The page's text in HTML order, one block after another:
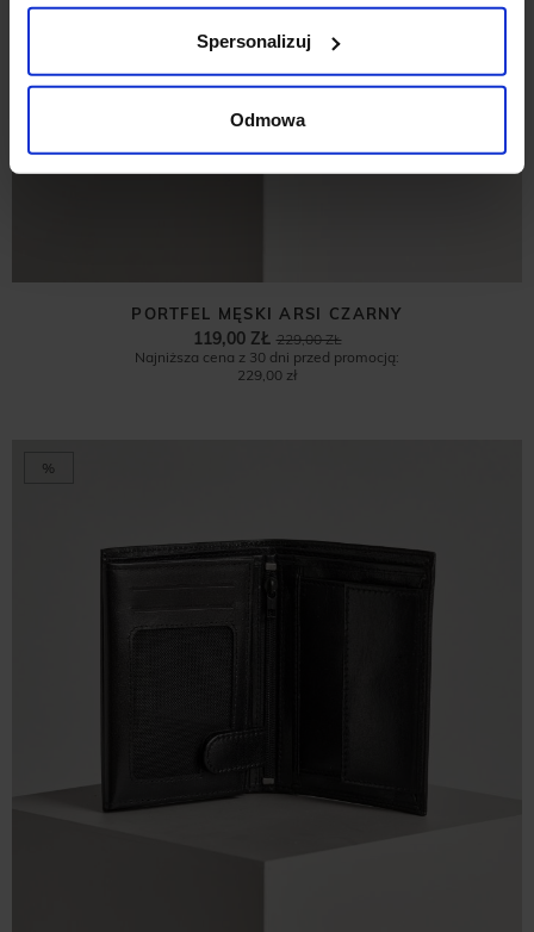
Spersonalizuj
Odmowa
PORTFEL MĘSKI ARSI CZARNY
229,00 ZŁ
119,00 ZŁ
Najniższa cena z 30 dni przed promocją:
229,00 zł
%